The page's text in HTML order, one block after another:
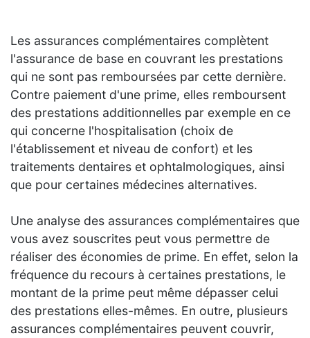
Les assurances complémentaires complètent
l'assurance de base en couvrant les prestations
qui ne sont pas remboursées par cette dernière.
Contre paiement d'une prime, elles remboursent
des prestations additionnelles par exemple en ce
qui concerne l'hospitalisation (choix de
l'établissement et niveau de confort) et les
traitements dentaires et ophtalmologiques, ainsi
que pour certaines médecines alternatives.
Une analyse des assurances complémentaires que
vous avez souscrites peut vous permettre de
réaliser des économies de prime. En effet, selon la
fréquence du recours à certaines prestations, le
montant de la prime peut même dépasser celui
des prestations elles-mêmes. En outre, plusieurs
assurances complémentaires peuvent couvrir,